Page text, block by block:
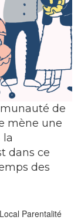
de
mène une
la
dans ce
des
Parentalité